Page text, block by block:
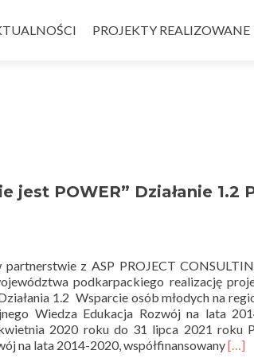
PROJEKTY REALIZOWANE
jest POWER” Działanie 1.2
partnerstwie z ASP PROJECT
podkarpackiego realizację
1.2 Wsparcie osób młodych na
Wiedza Edukacja Rozwój na lata
2020 roku do 31 lipca 2021 roku
na lata 2014-2020, współfinansowanyRead
[…]